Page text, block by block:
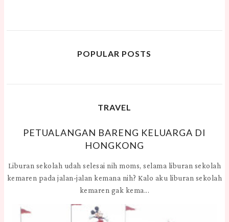
POPULAR POSTS
TRAVEL
PETUALANGAN BARENG KELUARGA DI
HONGKONG
Liburan sekolah udah selesai nih moms, selama liburan sekolah
kemaren pada jalan-jalan kemana nih? Kalo aku liburan sekolah
kemaren gak kema...